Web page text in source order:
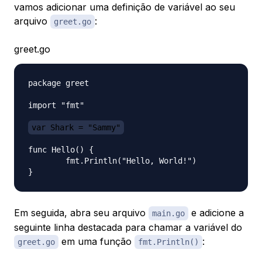
vamos adicionar uma definição de variável ao seu
arquivo
greet.go :
greet.go
package greet
import "fmt"
var Shark = "Sammy"
func Hello() {
Em seguida, abra seu arquivo main.go
e adicione a
seguinte linha destacada para chamar a variável do
greet.go em uma função fmt.Println() :